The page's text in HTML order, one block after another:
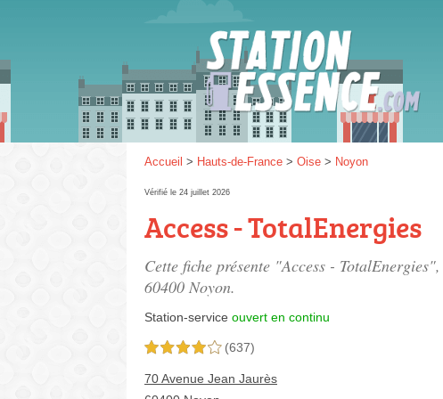
Accueil > Hauts-de-France > Oise > Noyon
Vérifié le 24 juillet 2026
Access - TotalEnergies
Cette fiche présente "Access -
60400 Noyon.
Station-service ouvert en continu
4,0 étoiles sur 5 (637)
70 Avenue Jean Jaurès
Gazole :
SP 98 :
SP 95 :